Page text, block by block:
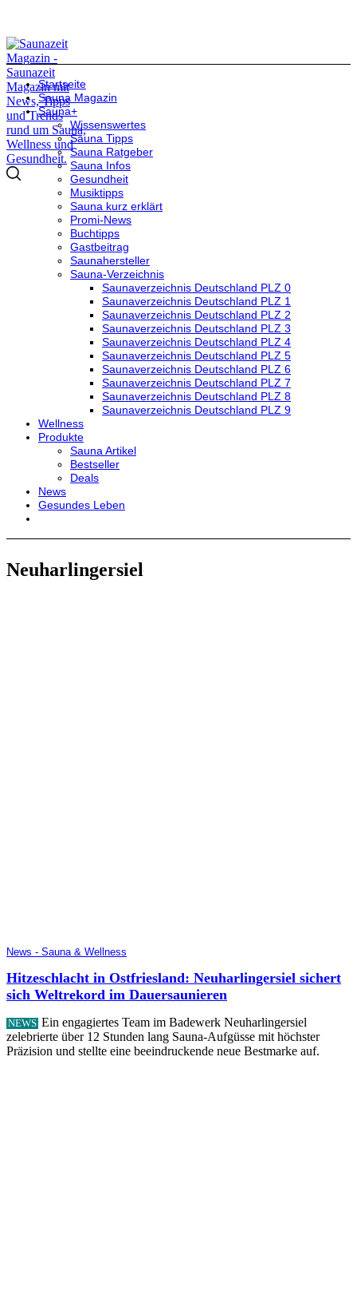
Startseite
Sauna Magazin
Sauna+
Wissenswertes
Sauna Tipps
Sauna Ratgeber
Sauna Infos
Gesundheit
Musiktipps
Sauna kurz erklärt
Promi-News
Buchtipps
Gastbeitrag
Saunahersteller
Sauna-Verzeichnis
Saunaverzeichnis Deutschland PLZ 0
Saunaverzeichnis Deutschland PLZ 1
Saunaverzeichnis Deutschland PLZ 2
Saunaverzeichnis Deutschland PLZ 3
Saunaverzeichnis Deutschland PLZ 4
Saunaverzeichnis Deutschland PLZ 5
Saunaverzeichnis Deutschland PLZ 6
Saunaverzeichnis Deutschland PLZ 7
Saunaverzeichnis Deutschland PLZ 8
Saunaverzeichnis Deutschland PLZ 9
Wellness
Produkte
Sauna Artikel
Bestseller
Deals
News
Gesundes Leben
Neuharlingersiel
News - Sauna & Wellness
Hitzeschlacht in Ostfriesland: Neuharlingersiel sichert
sich Weltrekord im Dauersaunieren
NEWS Ein engagiertes Team im Badewerk Neuharlingersiel
zelebrierte über 12 Stunden lang Sauna-Aufgüsse mit höchster
Präzision und stellte eine beeindruckende neue Bestmarke auf.